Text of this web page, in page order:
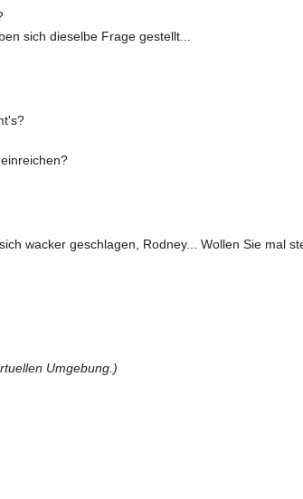
sich dieselbe Frage gestellt...
wacker geschlagen, Rodney... Wollen Sie mal
Umgebung.)